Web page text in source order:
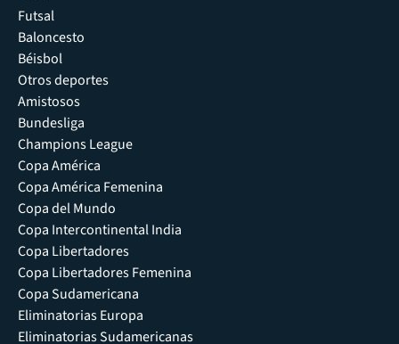
Futsal
Baloncesto
Béisbol
Otros deportes
Amistosos
Bundesliga
Champions League
Copa América
Copa América Femenina
Copa del Mundo
Copa Intercontinental India
Copa Libertadores
Copa Libertadores Femenina
Copa Sudamericana
Eliminatorias Europa
Eliminatorias Sudamericanas